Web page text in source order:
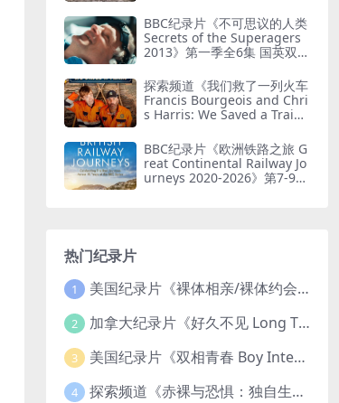
80P/MKV/67.1G 走进伦敦塔
BBC纪录片《不可思议的人类
Secrets of the Superagers
2013》第一季全6集 国英双语
清/2160P/MKV/62.1G 长寿的
秘诀
探索频道《我们救了一列火车
Francis Bourgeois and Chri
s Harris: We Saved a Train
双字 无水印纯净版 1080P/M
KV/19.6G 火车修复
BBC纪录片《欧洲铁路之旅 G
reat Continental Railway Jo
urneys 2020-2026》第7-9季
热门纪录片
1 美国纪录片《裸体相亲/裸体约会 Dating Naked 2014-2016》第1-3季全33集 英语中英双字 无水印纯净版 1080P/MKV/85.6G 裸体相亲真人秀
2 加拿大纪录片《好久不见 Long Time Comin 1993》英语中英双字 官方纯净版 1080P/MKV/1G 女同性艺术家
3 美国纪录片《双相青春 Boy Interrupted 2009》英语中英双字 官方纯净版 1080P/MKV/1.43G 青少年躁郁症
4 探索频道《赤裸与恐惧：独自生存/赤裸荒野求生 Naked and Afraid: Solo 2023》第一季全8集 英语中英双字 官方纯净版 高码1080P/MKV/45.4G